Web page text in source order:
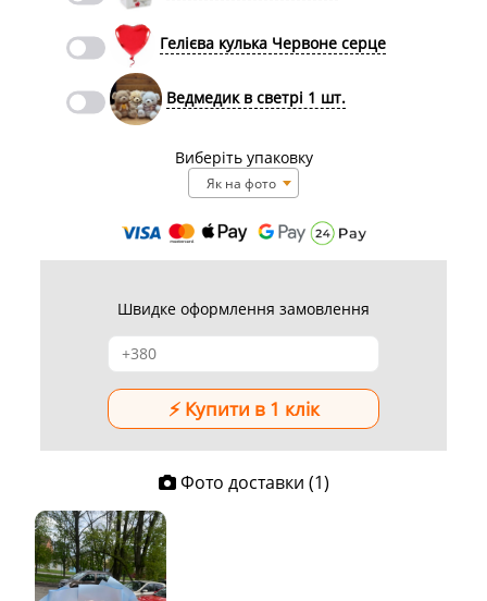
Гелієва кулька Червоне серце
Ведмедик в светрі 1 шт.
Виберіть упаковку
Як на фото
Швидке оформлення замовлення
Фото доставки (1)